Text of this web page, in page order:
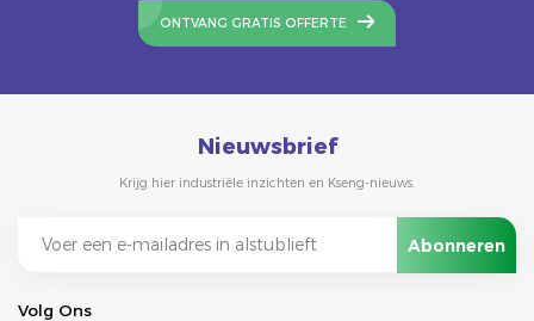
ONTVANG GRATIS OFFERTE
Nieuwsbrief
Krijg hier industriële inzichten en Kseng-nieuws.
Volg Ons